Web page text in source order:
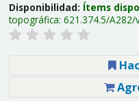
Disponibilidad: Ítems
topográfica: 621.374.5/A282/